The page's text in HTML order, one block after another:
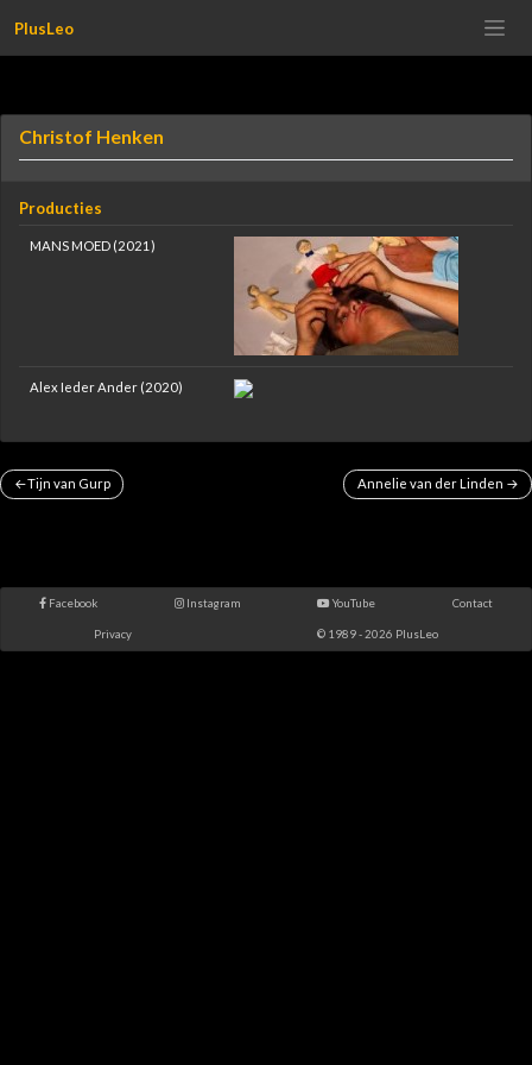
naarPlusLeo
Christof Henken
Producties
MANS MOED (2021)
Alex Ieder Ander (2020)
Bericht
navigatie
Tijn van Gurp Annelie van der Linden
Facebook Instagram YouTube Contact
Privacy © 1989 - 2026 PlusLeo